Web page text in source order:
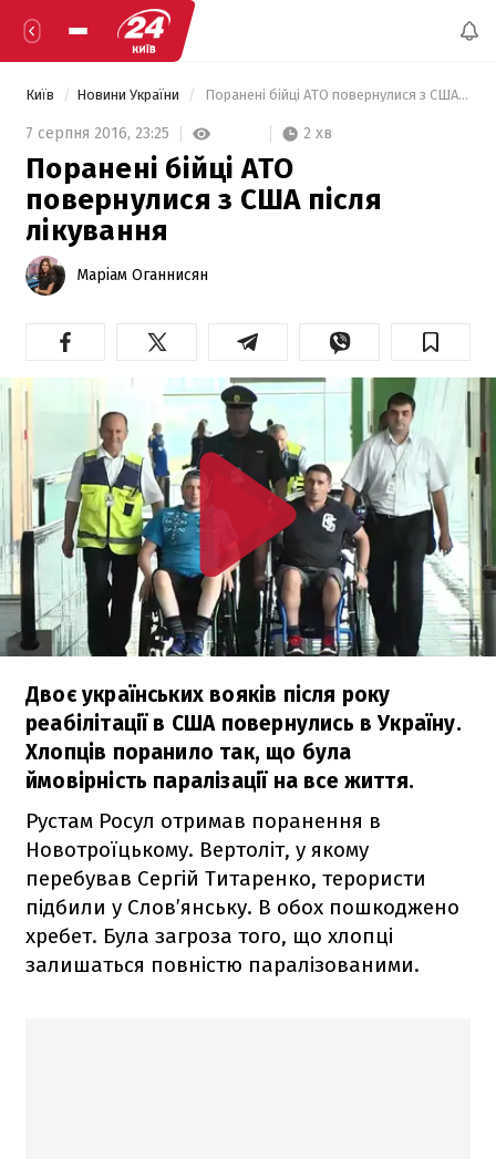
Київ Новини України Поранені бійці АТО повернулися з США після лікування
7 серпня 2016, 23:25 2 хв
Поранені бійці АТО
повернулися з США після
лікування
Маріам Оганнисян
Двоє українських вояків після року
реабілітації в США повернулись в Україну.
Хлопців поранило так, що була
ймовірність паралізації на все життя.
Рустам Росул отримав поранення в
Новотроїцькому. Вертоліт, у якому
перебував Сергій Титаренко, терористи
підбили у Слов’янську. В обох пошкоджено
хребет. Була загроза того, що хлопці
залишаться повністю паралізованими.